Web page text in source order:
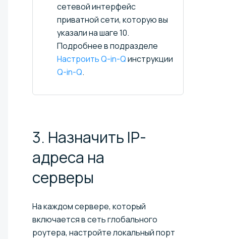
сетевой интерфейс
приватной сети, которую вы
указали на шаге 10.
Подробнее в подразделе
Настроить Q-in-Qинструкции
Q-in-Q.
3. Назначить IP-
адреса на
серверы
На каждом сервере, который
включается в сеть глобального
роутера, настройте локальный порт